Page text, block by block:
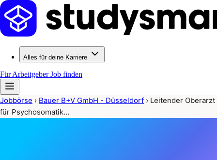
Alles für deine Karriere
Für ArbeitgeberJob finden
Jobbörse › Bauer B+V GmbH - Düsseldorf › Leitender Oberarzt
für Psychosomatik…